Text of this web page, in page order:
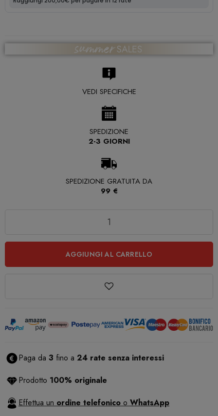
VEDI SPECIFICHE
SPEDIZIONE
2-3 GIORNI
SPEDIZIONE GRATUITA DA
99 €
AGGIUNGI AL CARRELLO
Paga da 3 fino a 24 rate senza interessi
Prodotto 100% originale
Effettua un ordine telefonico o WhatsApp